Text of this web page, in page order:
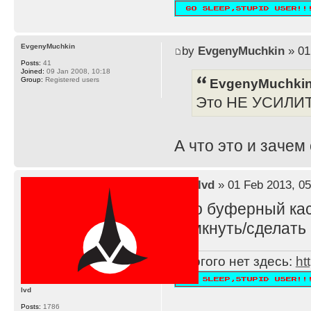
by EvgenyMuchkin» 01
Это НЕ
А что это и
EvgenyMuchkin
Posts: 41
Joined: 09 Jan 2008, 10:18
Group: Registered users
lvd» 01 Feb 2013,
Это буферный
замкнуть/
Многого нет здесь:
lvd
Posts: 1786